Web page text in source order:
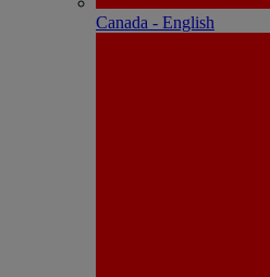
Canada - English